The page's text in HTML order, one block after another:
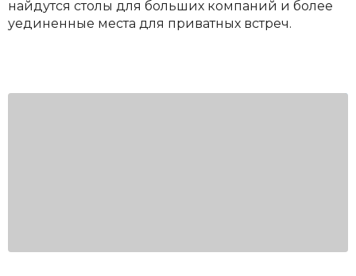
найдутся столы для больших компаний и более
уединенные места для приватных встреч.